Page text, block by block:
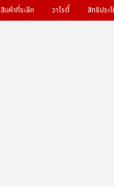
สินค้าที่ระลึก วาไรตี้ สิทธิประ